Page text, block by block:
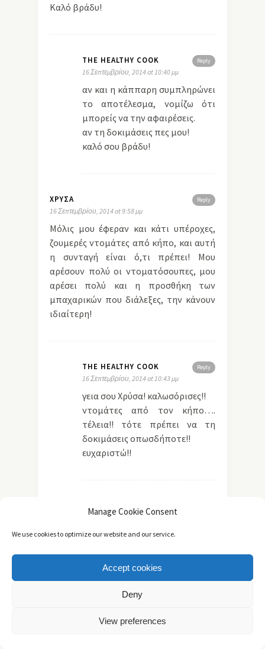
Manage Cookie Consent
We use cookies to optimize our website and our service.
Accept cookies
Deny
View preferences
Καλό βράδυ!
Reply
THE HEALTHY COOK
16 Σεπτεμβρίου, 2014 at 10:40 μμ
αν και η κάππαρη συμπληρώνει
το αποτέλεσμα, νομίζω ότι
μπορείς να την αφαιρέσεις.
αν τη δοκιμάσεις πες μου!
καλό σου βράδυ!
Reply
ΧΡΎΣΑ
16 Σεπτεμβρίου, 2014 at 9:58 μμ
Μόλις μου έφεραν και κάτι υπέροχες,
ζουμερές ντομάτες από κήπο, και αυτή
η συνταγή είναι ό,τι πρέπει! Μου
αρέσουν πολύ οι ντοματόσουπες, μου
αρέσει πολύ και η προσθήκη των
μπαχαρικών που διάλεξες, την κάνουν
ιδιαίτερη!
Reply
THE HEALTHY COOK
16 Σεπτεμβρίου, 2014 at 10:43 μμ
γεια σου Χρύσα! καλωσόρισες!!
ντομάτες από τον κήπο….
τέλεια!! τότε πρέπει να τη
δοκιμάσεις οπωσδήποτε!!
ευχαριστώ!!
16 Σεπτεμβρίου, 2014 at 9:58 μμ
Μόλις μου έφεραν και κάτι υπέροχες,
η συνταγή είναι ό,τι πρέπει! Μου
αρέσει πολύ και η προσθήκη των